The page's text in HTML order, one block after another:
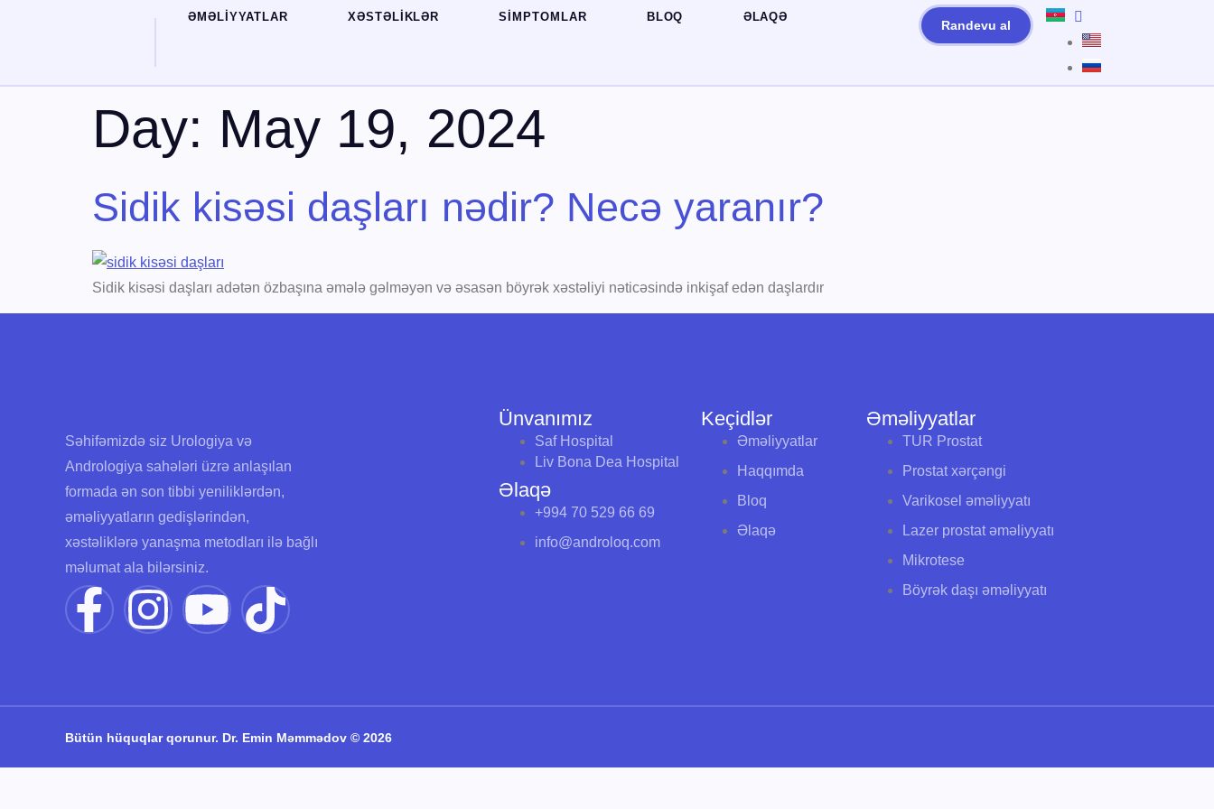
ƏMƏLİYYATLAR XƏSTƏLİKLƏR SIMPTOMLAR BLOQ ƏLAQƏ
Randevu al
Day: May 19, 2024
Sidik kisəsi daşları nədir? Necə yaranır?
Sidik kisəsi daşları adətən özbaşına əmələ gəlməyən və əsasən böyrək xəstəliyi nəticəsində inkişaf edən daşlardır
Səhifəmizdə siz Urologiya və
Andrologiya sahələri üzrə anlaşılan
formada ən son tibbi yeniliklərdən,
əməliyyatların gedişlərindən,
xəstəliklərə yanaşma metodları ilə bağlı
məlumat ala bilərsiniz.
Ünvanımız
Saf Hospital
Liv Bona Dea Hospital
Əlaqə
+994 70 529 66 69
info@androloq.com
Keçidlər
Əməliyyatlar
Haqqımda
Bloq
Əlaqə
Əməliyyatlar
TUR Prostat
Prostat xərçəngi
Varikosel əməliyyatı
Lazer prostat əməliyyatı
Mikrotese
Böyrək daşı əməliyyatı
Bütün hüquqlar qorunur. Dr. Emin Məmmədov © 2026